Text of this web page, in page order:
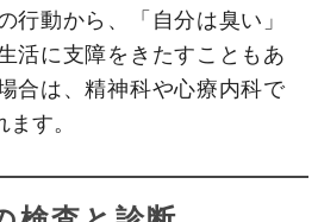
行動から、「自分は臭い」
活に支障をきたすこともあ
合は、精神科や心療内科で
す。